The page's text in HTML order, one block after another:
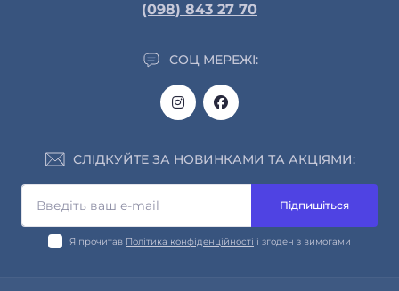
(098) 843 27 70
СОЦ МЕРЕЖІ:
СЛІДКУЙТЕ ЗА НОВИНКАМИ ТА АКЦІЯМИ:
Підпишіться
Я прочитав Політика конфіденційності і згоден з вимогами